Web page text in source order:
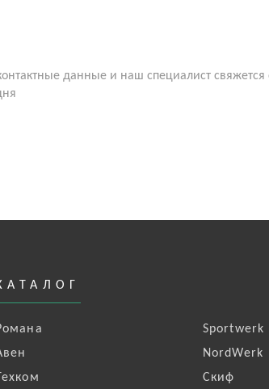
данные и наш специалист свяжется
Техком
Sportwerk
NordWerk
Скиф